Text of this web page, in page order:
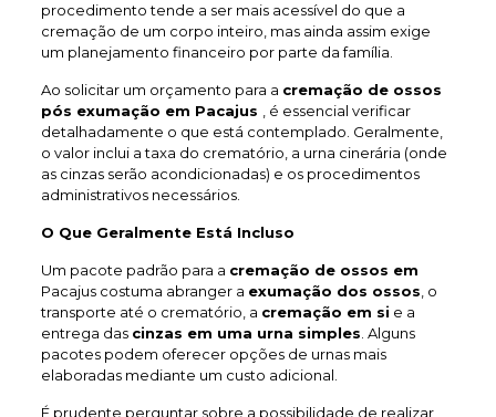
procedimento tende a ser mais acessível do que a
cremação de um corpo inteiro, mas ainda assim exige
um planejamento financeiro por parte da família.
Ao solicitar um orçamento para a cremação de ossos
pós exumação em Pacajus
, é essencial verificar
detalhadamente o que está contemplado. Geralmente,
o valor inclui a taxa do crematório, a urna cinerária (onde
as cinzas serão acondicionadas) e os procedimentos
administrativos necessários.
O Que Geralmente Está Incluso
Um pacote padrão para a cremação de ossos em
Pacajus costuma abranger a exumação dos ossos , o
transporte até o crematório, a cremação em si e a
entrega das cinzas em uma urna simples . Alguns
pacotes podem oferecer opções de urnas mais
elaboradas mediante um custo adicional.
É prudente perguntar sobre a possibilidade de realizar